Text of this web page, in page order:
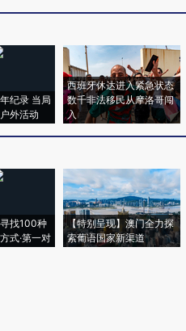
纪录 当局
外活动
西班牙休达进入紧急状态
数千非法移民从摩洛哥闯
入
寻找100种
式·第一对
【特别呈现】澳门全力探
索葡语国家新渠道